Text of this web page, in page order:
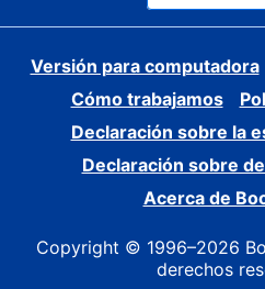
Versión para computadora
Cómo trabajamos
Declaración sobre la
Declaración sobre
Acerca de
Copyright © 1996–2026
derechos